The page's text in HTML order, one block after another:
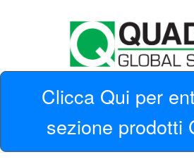
Clicca Qui per
sezione prodotti